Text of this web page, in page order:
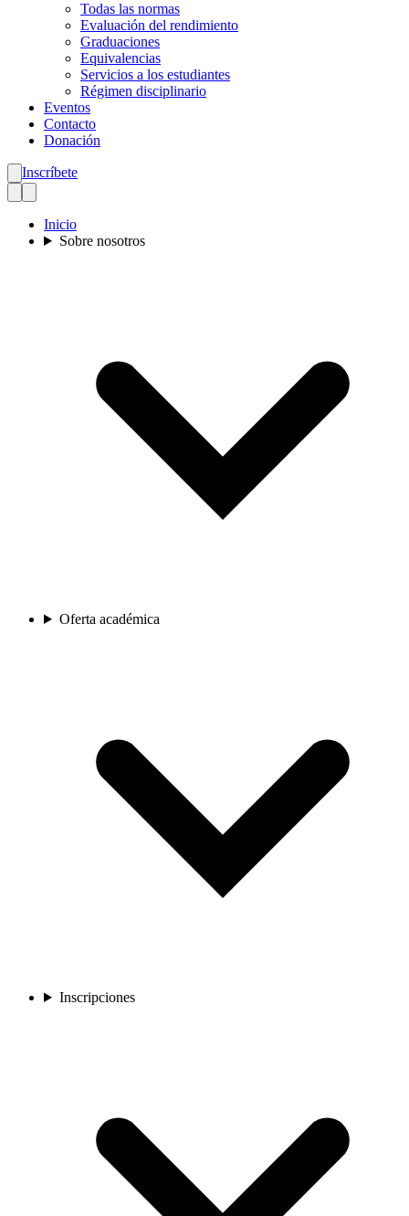
Todas las normas
Evaluación del rendimiento
Graduaciones
Equivalencias
Servicios a los estudiantes
Régimen disciplinario
Eventos
Contacto
Donación
Inscríbete
Inicio
Sobre nosotros
Oferta académica
Inscripciones